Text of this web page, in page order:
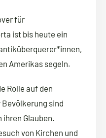
für
ist bis heute ein
Amerikas segeln.
Rolle auf den
Bevölkerung sind
Glauben.
von Kirchen und